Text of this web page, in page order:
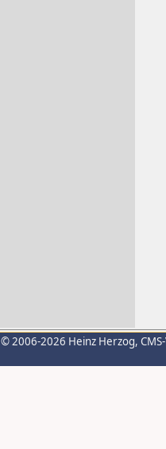
© 2006-2026 Heinz Herzog,